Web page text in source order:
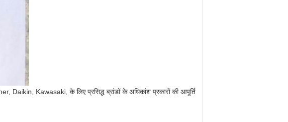
Kawasaki, के लिए प्रसिद्ध ब्रांडों के अधिकांश प्रकारों की आपूर्ति